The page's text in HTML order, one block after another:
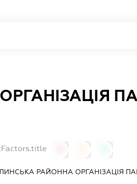
РАЙОННА ОРГАНІЗАЦІЯ